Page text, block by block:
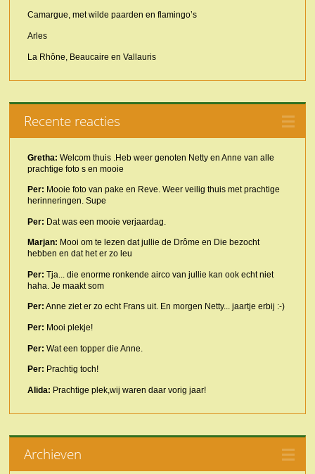
Camargue, met wilde paarden en flamingo’s
Arles
La Rhône, Beaucaire en Vallauris
Recente reacties
Gretha: Welcom thuis .Heb weer genoten Netty en Anne van alle
prachtige foto s en mooie
Per: Mooie foto van pake en Reve. Weer veilig thuis met prachtige
herinneringen. Supe
Per: Dat was een mooie verjaardag.
Marjan: Mooi om te lezen dat jullie de Drôme en Die bezocht
hebben en dat het er zo leu
Per: Tja... die enorme ronkende airco van jullie kan ook echt niet
haha. Je maakt som
Per: Anne ziet er zo echt Frans uit. En morgen Netty... jaartje erbij :-)
Per: Mooi plekje!
Per: Wat een topper die Anne.
Per: Prachtig toch!
Alida: Prachtige plek,wij waren daar vorig jaar!
Archieven